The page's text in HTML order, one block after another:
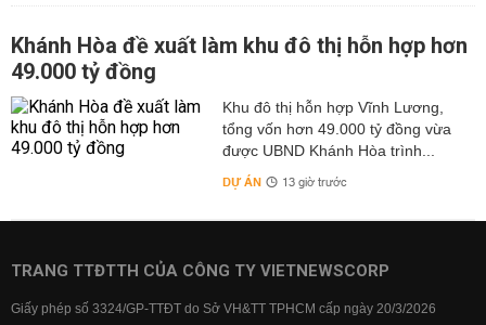
Khánh Hòa đề xuất làm khu đô thị hỗn hợp hơn
49.000 tỷ đồng
Khu đô thị hỗn hợp Vĩnh Lương,
tổng vốn hơn 49.000 tỷ đồng vừa
được UBND Khánh Hòa trình...
DỰ ÁN 13 giờ trước
TRANG TTĐTTH CỦA CÔNG TY VIETNEWSCORP
Giấy phép số 3324/GP-TTĐT do Sở VH&TT TPHCM cấp ngày 20/3/2026